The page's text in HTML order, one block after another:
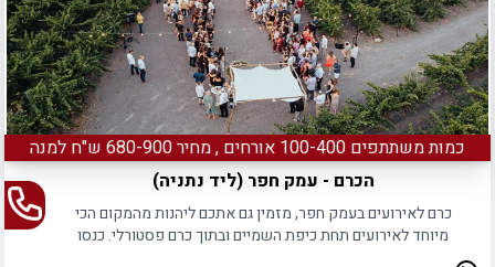
כמות משתתפים 100-400 אורחים , מחיר 680-900 ש"ח למנה
הכרם - עמק חפר (ליד נתניה)
כרם לאירועים בעמק חפר, מזמין גם אתכם ליהנות מהמקום הכי
מיוחד לאירועים תחת כיפת השמיים ובתוך כרם פסטורלי. כנסו